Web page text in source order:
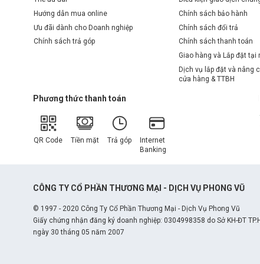
Mainboard MSI PRO
Mainboard hỗ trợ 2 khe RAM DDR4 với dung lượng tối
dễ dàng theo nhu cầu. Ngoài ra, sản phẩm còn tích
Hướng dẫn mua online
Ưu đãi dành cho Doanh nghiệp
Chính sách trả góp
Chính sách bảo hành
Chính sách đổi trả
Chính sách thanh toán
Giao hàng và Lắp đặt tại
Dịch vụ lắp đặt và nâng
cửa hàng & TTBH
Phương thức thanh toán
QR Code Tiền mặt Trả góp
Internet
Banking
CÔNG TY CỔ PHẦN THƯƠNG MẠI - DỊCH VỤ PHONG VŨ
© 1997 - 2020 Công Ty Cổ Phần Thương Mại - Dịch Vụ Phong Vũ
Giấy chứng nhận đăng ký doanh nghiệp: 0304998358 do Sở KH-ĐT
ngày 30 tháng 05 năm 2007